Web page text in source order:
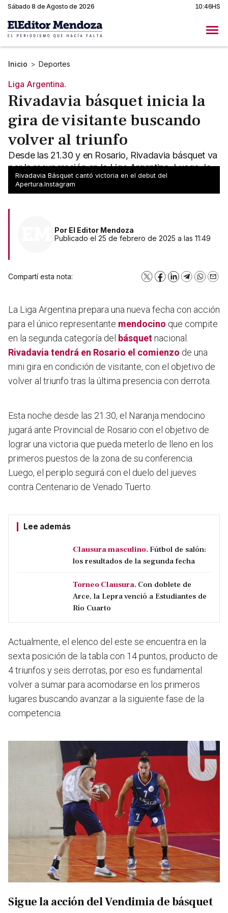
Sábado 8 de Agosto de 2026 10:46HS
Inicio > Deportes
Liga Argentina.
Rivadavia básquet inicia la
gira de visitante buscando
volver al triunfo
Desde las 21.30 y en Rosario, Rivadavia básquet va
por la recuperación en la Liga Argentina. Luego, la
acción seguirá el jueves, también fuera de casa.
Rivadavia Básquet cantó victoria en el debut del
Apertura.Instagram
Por El Editor Mendoza
Publicado el 25 de febrero de 2025 a las 11:49
Compartí esta nota: X Facebook
LinkedInTelegram
La Liga Argentina prepara una nueva fecha con acción
para el único representante mendocino que compite
en la segunda categoría del básquetnacional.
Rivadavia tendrá en Rosario el comienzo de una
mini gira en condición de visitante, con el objetivo de
volver al triunfo tras la última presencia con derrota.
Esta noche desde las 21.30, el Naranja mendocino
jugará ante Provincial de Rosario con el objetivo de
lograr una victoria que pueda meterlo de lleno en los
primeros puestos de la zona de su conferencia.
Luego, el periplo seguirá con el duelo del jueves
contra Centenario de Venado Tuerto.
Lee además
Clausura masculino. Fútbol de salón:
los resultados de la segunda fecha
Torneo Clausura. Con doblete de
Arce, la Lepra venció a Estudiantes de
Río Cuarto
Actualmente, el elenco del este se encuentra en la
sexta posición de la tabla con 14 puntos, producto de
4 triunfos y seis derrotas, por eso es fundamental
volver a sumar para acomodarse en los primeros
lugares buscando avanzar a la siguiente fase de la
competencia.
Sigue la acción del Vendimia de básquet